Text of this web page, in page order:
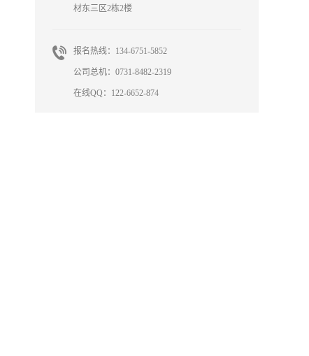
材东三区2栋2楼
报名热线：134-6751-5852
公司总机：0731-8482-2319
在线QQ：122-6652-874